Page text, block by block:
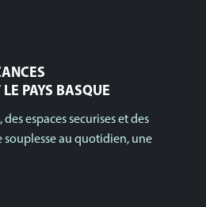
PAYS BASQUE
espaces securises et des
au quotidien, une